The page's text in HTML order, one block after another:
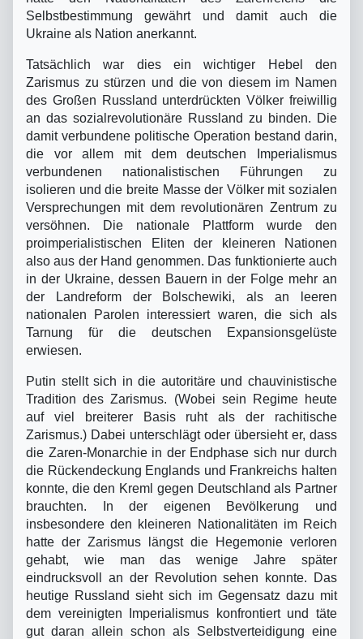
Selbstbestimmung gewährt und damit auch die
Ukraine als Nation anerkannt.
Tatsächlich war dies ein wichtiger Hebel den
Zarismus zu stürzen und die von diesem im Namen
des Großen Russland unterdrückten Völker freiwillig
an das sozialrevolutionäre Russland zu binden. Die
damit verbundene politische Operation bestand darin,
die vor allem mit dem deutschen Imperialismus
verbundenen nationalistischen Führungen zu
isolieren und die breite Masse der Völker mit sozialen
Versprechungen mit dem revolutionären Zentrum zu
versöhnen. Die nationale Plattform wurde den
proimperialistischen Eliten der kleineren Nationen
also aus der Hand genommen. Das funktionierte auch
in der Ukraine, dessen Bauern in der Folge mehr an
der Landreform der Bolschewiki, als an leeren
nationalen Parolen interessiert waren, die sich als
Tarnung für die deutschen Expansionsgelüste
erwiesen.
Putin stellt sich in die autoritäre und chauvinistische
Tradition des Zarismus. (Wobei sein Regime heute
auf viel breiterer Basis ruht als der rachitische
Zarismus.) Dabei unterschlägt oder übersieht er, dass
die Zaren-Monarchie in der Endphase sich nur durch
die Rückendeckung Englands und Frankreichs halten
konnte, die den Kreml gegen Deutschland als Partner
brauchten. In der eigenen Bevölkerung und
insbesondere den kleineren Nationalitäten im Reich
hatte der Zarismus längst die Hegemonie verloren
gehabt, wie man das wenige Jahre später
eindrucksvoll an der Revolution sehen konnte. Das
heutige Russland sieht sich im Gegensatz dazu mit
dem vereinigten Imperialismus konfrontiert und täte
gut daran allein schon als Selbstverteidigung eine